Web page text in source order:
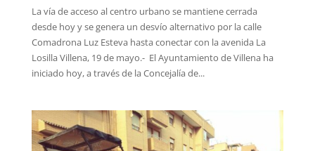
La vía de acceso al centro urbano se mantiene cerrada
desde hoy y se genera un desvío alternativo por la calle
Comadrona Luz Esteva hasta conectar con la avenida La
Losilla Villena, 19 de mayo.- El Ayuntamiento de Villena ha
iniciado hoy, a través de la Concejalía de...